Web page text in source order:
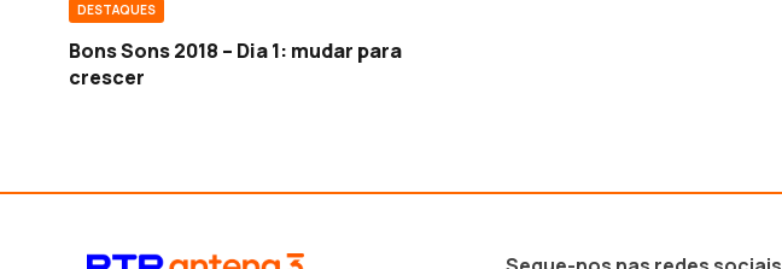
DESTAQUES
Bons Sons 2018 – Dia 1: mudar para
crescer